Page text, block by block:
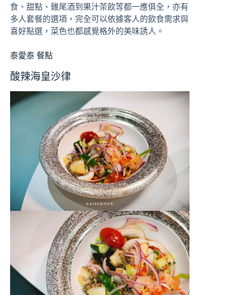
食、甜點、雞尾酒到果汁茶飲等都一應俱全，亦有
多人套餐的選項，完全可以依據客人的飲食需求與
喜好點選，菜色也都感覺格外的美味誘人。
泰愛泰 餐點
酸辣海皇沙律